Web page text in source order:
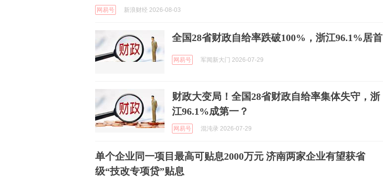
网易号 新浪财经 2026-08-03
全国28省财政自给率跌破100%，浙江96.1%居首
网易号 军闻新大门 2026-07-29
财政大变局！全国28省财政自给率集体失守，浙
江96.1%成第一？
网易号 混沌录 2026-07-29
单个企业同一项目最高可贴息2000万元 济南两家企业有望获省
级“技改专项贷”贴息